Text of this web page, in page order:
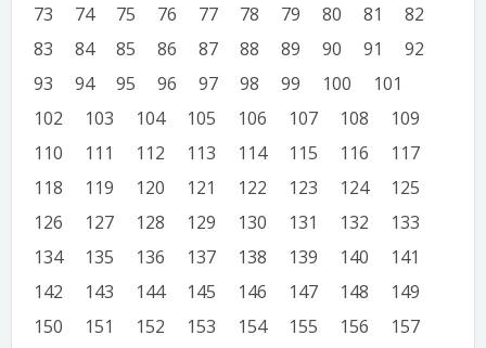
73
74 75 76 77 78 79 80 81
82
83
84 85 86 87 88 89 90 91
92
93
94 95 96 97 98 99 100
101
102
103 104 105 106 107 108
109
110
111 112 113 114 115 116
117
118
119 120 121 122 123 124
125
126
127 128 129 130 131 132
133
134
135 136 137 138 139 140
141
142
143 144 145 146 147 148
149
150
151 152 153 154 155 156
157